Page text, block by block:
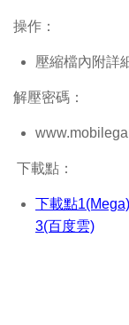
操作：
壓縮檔內附詳
解壓密碼：
下載點：
下載點1(Mega)
3(百度雲)